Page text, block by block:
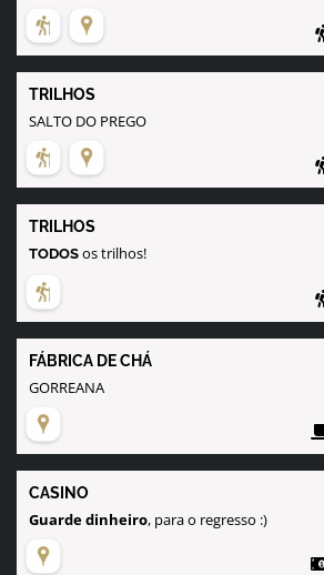
TRILHOS
SALTO DO PREGO
TRILHOS
TODOS os trilhos!
FÁBRICA DE CHÁ
GORREANA
CASINO
Guarde dinheiro, para o regresso :)